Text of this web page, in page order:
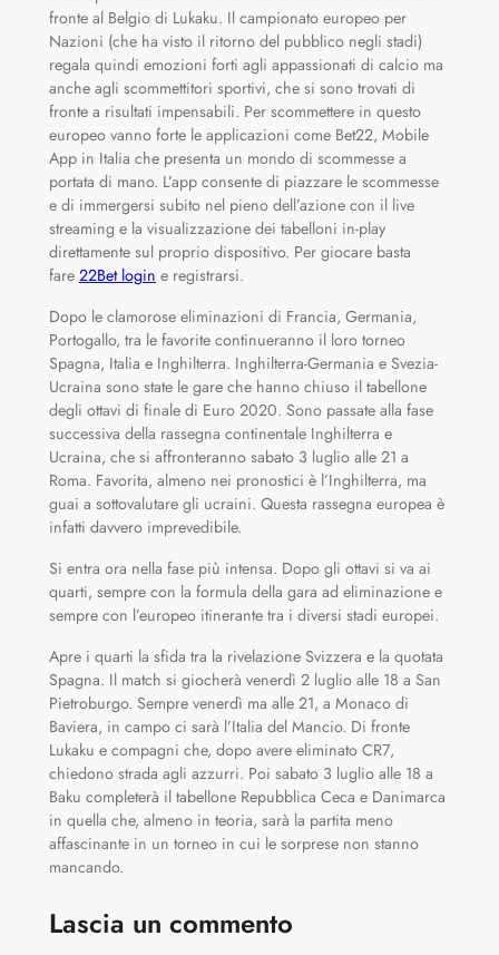
fronte al Belgio di Lukaku. Il campionato europeo per
Nazioni (che ha visto il ritorno del pubblico negli stadi)
regala quindi emozioni forti agli appassionati di calcio ma
anche agli scommettitori sportivi, che si sono trovati di
fronte a risultati impensabili. Per scommettere in questo
europeo vanno forte le applicazioni come Bet22, Mobile
App in Italia che presenta un mondo di scommesse a
portata di mano. L’app consente di piazzare le scommesse
e di immergersi subito nel pieno dell’azione con il live
streaming e la visualizzazione dei tabelloni in-play
direttamente sul proprio dispositivo. Per giocare basta
fare 22Bet login e registrarsi.
Dopo le clamorose eliminazioni di Francia, Germania,
Portogallo, tra le favorite continueranno il loro torneo
Spagna, Italia e Inghilterra. Inghilterra-Germania e Svezia-
Ucraina sono state le gare che hanno chiuso il tabellone
degli ottavi di finale di Euro 2020. Sono passate alla fase
successiva della rassegna continentale Inghilterra e
Ucraina, che si affronteranno sabato 3 luglio alle 21 a
Roma. Favorita, almeno nei pronostici è l’Inghilterra, ma
guai a sottovalutare gli ucraini. Questa rassegna europea è
infatti davvero imprevedibile.
Si entra ora nella fase più intensa. Dopo gli ottavi si va ai
quarti, sempre con la formula della gara ad eliminazione e
sempre con l’europeo itinerante tra i diversi stadi europei.
Apre i quarti la sfida tra la rivelazione Svizzera e la quotata
Spagna. Il match si giocherà venerdì 2 luglio alle 18 a San
Pietroburgo. Sempre venerdì ma alle 21, a Monaco di
Baviera, in campo ci sarà l’Italia del Mancio. Di fronte
Lukaku e compagni che, dopo avere eliminato CR7,
chiedono strada agli azzurri. Poi sabato 3 luglio alle 18 a
Baku completerà il tabellone Repubblica Ceca e Danimarca
in quella che, almeno in teoria, sarà la partita meno
affascinante in un torneo in cui le sorprese non stanno
mancando.
Lascia un commento